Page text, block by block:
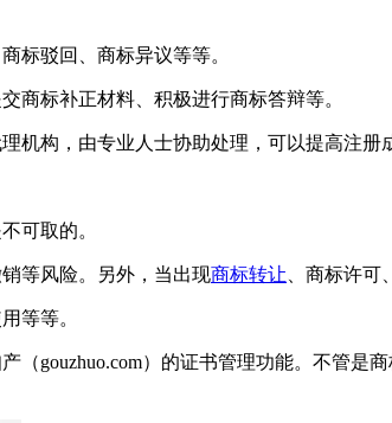
标驳回、商标异议等等。
商标补正材料、积极进行商标答辩等。
机构，由专业人士协助处理，可以提高注册
可取的。
等风险。另外，当出现商标转让 、商标许
等等。
gouzhuo.com）的证书管理功能。不管是